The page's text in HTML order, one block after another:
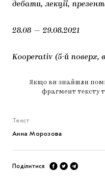
дебати, лекції,
28.08 — 29.08.2021
Kooperativ (5-й поверх,
Якщо ви знайшли
фрагмент тексту
Текст
Анна Морозова
Поділитися